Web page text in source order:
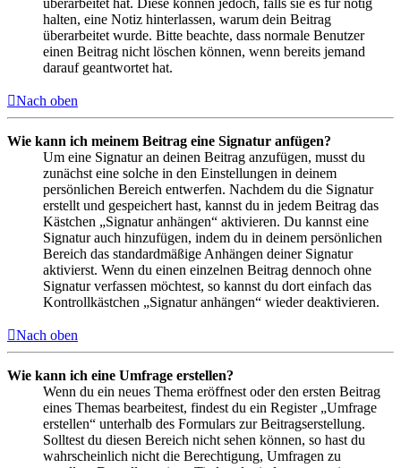
überarbeitet hat. Diese können jedoch, falls sie es für nötig
halten, eine Notiz hinterlassen, warum dein Beitrag
überarbeitet wurde. Bitte beachte, dass normale Benutzer
einen Beitrag nicht löschen können, wenn bereits jemand
darauf geantwortet hat.
Nach oben
Wie kann ich meinem Beitrag eine Signatur anfügen?
Um eine Signatur an deinen Beitrag anzufügen, musst du
zunächst eine solche in den Einstellungen in deinem
persönlichen Bereich entwerfen. Nachdem du die Signatur
erstellt und gespeichert hast, kannst du in jedem Beitrag das
Kästchen „Signatur anhängen“ aktivieren. Du kannst eine
Signatur auch hinzufügen, indem du in deinem persönlichen
Bereich das standardmäßige Anhängen deiner Signatur
aktivierst. Wenn du einen einzelnen Beitrag dennoch ohne
Signatur verfassen möchtest, so kannst du dort einfach das
Kontrollkästchen „Signatur anhängen“ wieder deaktivieren.
Nach oben
Wie kann ich eine Umfrage erstellen?
Wenn du ein neues Thema eröffnest oder den ersten Beitrag
eines Themas bearbeitest, findest du ein Register „Umfrage
erstellen“ unterhalb des Formulars zur Beitragserstellung.
Solltest du diesen Bereich nicht sehen können, so hast du
wahrscheinlich nicht die Berechtigung, Umfragen zu